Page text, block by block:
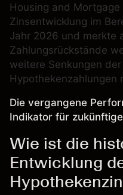
Housing and Mortgage
Zinsentwicklung im
Jahr 2026 und merkte
Zahlungsrückstände
weitere Senkungen
Hypothekenzahlungen
Die vergangene
Indikator für
Wie ist die
Entwicklung